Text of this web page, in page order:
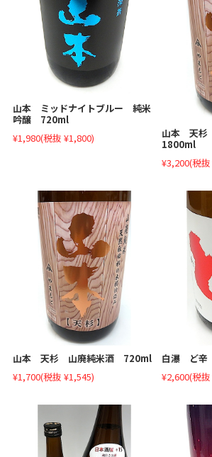
山本 ミッドナイトブルー 純米
吟醸 720ml
¥1,980(税抜 ¥1,800)
山本 天杉
1800ml
¥3,200(税
山本 天杉 山廃純米酒 720ml
¥1,700(税抜 ¥1,545)
白瀑 ど
¥2,600(税